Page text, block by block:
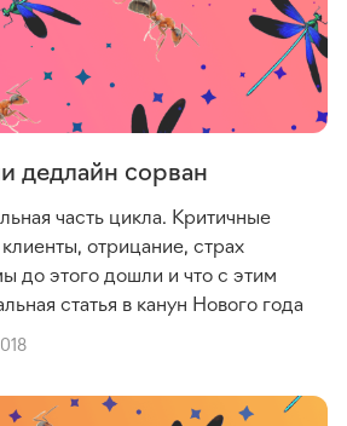
дедлайн сорван
часть цикла. Критичные
отрицание, страх
до этого дошли и что с этим
статья в канун Нового года